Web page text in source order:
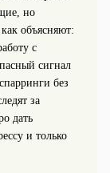
но
объясняют:
с
сигнал
без
за
дать
и только